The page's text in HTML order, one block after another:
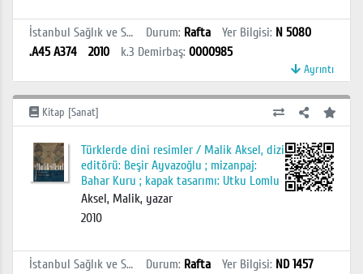
İstanbul Sağlık ve Sosyal Bilimler MYO Kütüphanesi Durum: Rafta Yer Bilgisi: N 5080
.A45 A374
2010 k.3 Demirbaş: 0000985
Ayrıntı
Kitap [Sanat]
Türklerde dini resimler / Malik Aksel, dizi
editörü: Beşir Ayvazoğlu ; mizanpaj:
Bahar Kuru ; kapak tasarımı: Utku Lomlu
Aksel, Malik, yazar
2010
İstanbul Sağlık ve Sosyal Bilimler MYO Kütüphanesi Durum: Rafta Yer Bilgisi: ND 1457